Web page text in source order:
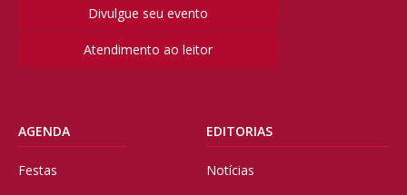
Divulgue seu evento
Atendimento ao leitor
AGENDA
Festas
EDITORIAS
Notícias